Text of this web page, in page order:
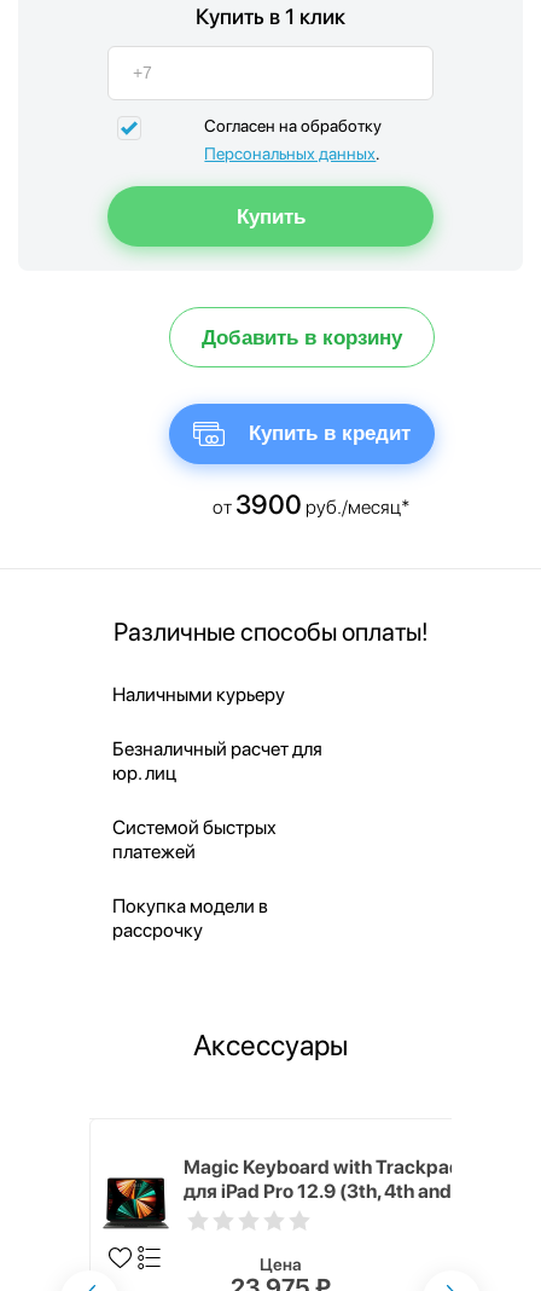
Купить в 1 клик
Согласен на обработку
Персональных данных.
Добавить в корзину
Купить в кредит
от 3900 руб./месяц*
Различные способы оплаты!
Наличными курьеру
Безналичный расчет для
юр. лиц
Системой быстрых
платежей
Покупка модели в
рассрочку
Аксессуары
Magic Keyboard with Trackpad
для iPad Pro 12.9 (3th, 4th and
5th generation) русская,
Цена